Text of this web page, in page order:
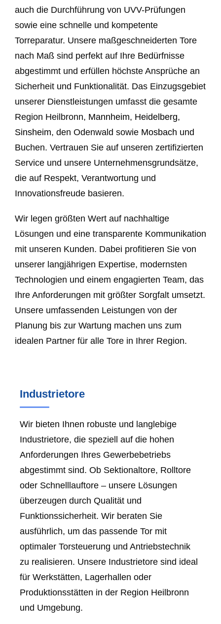
auch die Durchführung von UVV-Prüfungen
sowie eine schnelle und kompetente
Torreparatur. Unsere maßgeschneiderten Tore
nach Maß sind perfekt auf Ihre Bedürfnisse
abgestimmt und erfüllen höchste Ansprüche an
Sicherheit und Funktionalität. Das Einzugsgebiet
unserer Dienstleistungen umfasst die gesamte
Region Heilbronn, Mannheim, Heidelberg,
Sinsheim, den Odenwald sowie Mosbach und
Buchen. Vertrauen Sie auf unseren zertifizierten
Service und unsere Unternehmensgrundsätze,
die auf Respekt, Verantwortung und
Innovationsfreude basieren.
Wir legen größten Wert auf nachhaltige
Lösungen und eine transparente Kommunikation
mit unseren Kunden. Dabei profitieren Sie von
unserer langjährigen Expertise, modernsten
Technologien und einem engagierten Team, das
Ihre Anforderungen mit größter Sorgfalt umsetzt.
Unsere umfassenden Leistungen von der
Planung bis zur Wartung machen uns zum
idealen Partner für alle Tore in Ihrer Region.
Industrietore
Wir bieten Ihnen robuste und langlebige
Industrietore, die speziell auf die hohen
Anforderungen Ihres Gewerbebetriebs
abgestimmt sind. Ob Sektionaltore, Rolltore
oder Schnelllauftore – unsere Lösungen
überzeugen durch Qualität und
Funktionssicherheit. Wir beraten Sie
ausführlich, um das passende Tor mit
optimaler Torsteuerung und Antriebstechnik
zu realisieren. Unsere Industrietore sind ideal
für Werkstätten, Lagerhallen oder
Produktionsstätten in der Region Heilbronn
und Umgebung.